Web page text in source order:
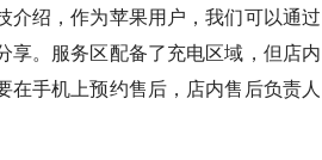
介绍，作为苹果用户，我们可以通过
。 服务区配备了充电区域，但店内
手机上预约售后，店内售后负责人